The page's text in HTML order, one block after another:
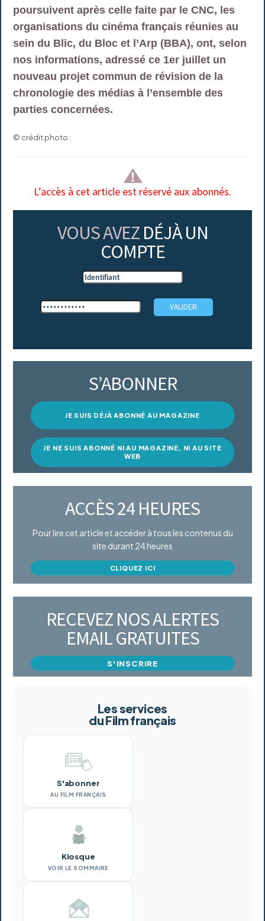
poursuivent après celle faite par le CNC, les
organisations du cinéma français réunies au
sein du Blic, du Bloc et l’Arp (BBA), ont, selon
nos informations, adressé ce 1er juillet un
nouveau projet commun de révision de la
chronologie des médias à l’ensemble des
parties concernées.
© crédit photo :
L’accès à cet article est réservé aux abonnés.
VOUS AVEZ DÉJÀ UN
COMPTE
S’ABONNER
JE SUIS DÉJÀ ABONNÉ AU MAGAZINE
JE NE SUIS ABONNÉ NI AU MAGAZINE, NI AU SITE
WEB
ACCÈS 24 HEURES
Pour lire cet article et accéder à tous les contenus du
site durant 24 heures
CLIQUEZ ICI
RECEVEZ NOS ALERTES
EMAIL GRATUITES
S'INSCRIRE
Les services
du Film français
S'abonner
AU FILM FRANÇAIS
Kiosque
VOIR LE SOMMAIRE